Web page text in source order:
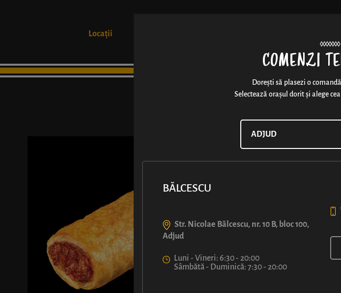
Locații
Aluat fin de
599
COMENZI
Dorești să plasezi o
Selectează orașul dorit și alege
BĂLCESCU
Str. Nicolae Bălcescu, nr. 10 B, bloc 100,
Adjud
Luni - Vineri: 6:30 - 20:00
Sâmbătă - Duminică: 7:30 - 20:00